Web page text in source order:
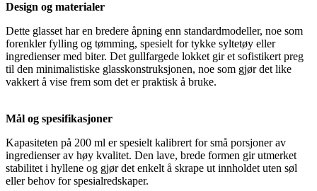
Design og materialer
Dette glasset har en bredere åpning enn standardmodeller, noe som
forenkler fylling og tømming, spesielt for tykke syltetøy eller
ingredienser med biter. Det gullfargede lokket gir et sofistikert preg
til den minimalistiske glasskonstruksjonen, noe som gjør det like
vakkert å vise frem som det er praktisk å bruke.
Mål og spesifikasjoner
Kapasiteten på 200 ml er spesielt kalibrert for små porsjoner av
ingredienser av høy kvalitet. Den lave, brede formen gir utmerket
stabilitet i hyllene og gjør det enkelt å skrape ut innholdet uten søl
eller behov for spesialredskaper.